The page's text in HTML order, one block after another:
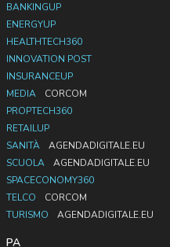
BANKINGUP
ENERGYUP
HEALTHTECH360
INNOVATION POST
INSURANCEUP
MEDIA
CORCOM
PROPTECH360
RETAILUP
SANITÀ
AGENDADIGITALE.EU
SCUOLA
AGENDADIGITALE.EU
SPACECONOMY360
TELCO
CORCOM
TURISMO
AGENDADIGITALE.EU
PA